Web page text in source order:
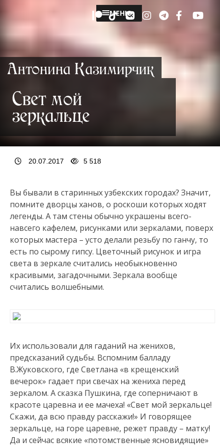
МЕНЮ
Антонина Казимирчик
Свет мой
зеркальце
20.07.2017 5 518
Вы бывали в старинных узбекских городах? Значит,
помните дворцы ханов, о роскоши которых ходят
легенды. А там стены обычно украшены всего-
навсего кафелем, рисунками или зеркалами, поверх
которых мастера – усто делали резьбу по ганчу, то
есть по сырому гипсу. Цветочный рисунок и игра
света в зеркале считались необыкновенно
красивыми, загадочными. Зеркала вообще
считались волшебными.
Их использовали для гаданий на женихов,
предсказаний судьбы. Вспомним балладу
В.Жуковского, где Светлана «в крещенский
вечерок» гадает при свечах на жениха перед
зеркалом. А сказка Пушкина, где соперничают в
красоте царевна и ее мачеха! «Свет мой зеркальце!
Скажи, да всю правду расскажи!» И говорящее
зеркальце, на горе царевне, режет правду – матку!
Да и сейчас всякие «потомственные ясновидящие»